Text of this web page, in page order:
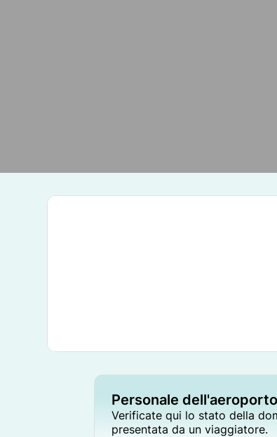
Personale dell'aeroporto
Verificate qui lo stato della
presentata da un viaggiatore.